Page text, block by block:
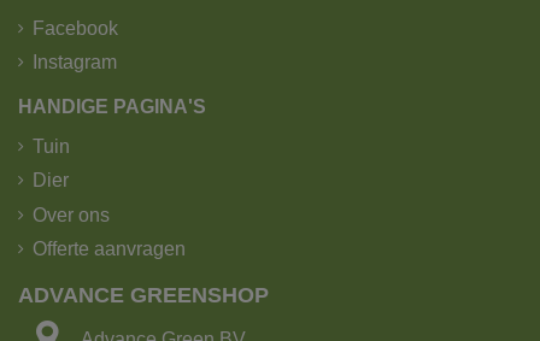
Facebook
Instagram
HANDIGE PAGINA'S
Tuin
Dier
Over ons
Offerte aanvragen
ADVANCE GREENSHOP